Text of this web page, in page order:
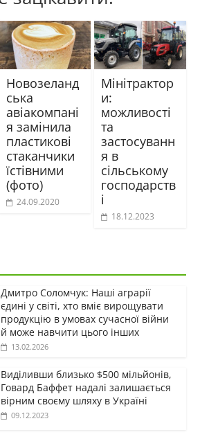
Новозеланд
ська
авіакомпані
я замінила
пластикові
стаканчики
їстівними
(фото)
24.09.2020
Мінітрактор
и:
можливості
та
застосуванн
я в
сільському
господарств
і
18.12.2023
Дмитро Соломчук: Наші аграрії
єдині у світі, хто вміє вирощувати
продукцію в умовах сучасної війни
й може навчити цього інших
13.02.2026
Виділивши близько $500 мільйонів,
Говард Баффет надалі залишається
вірним своєму шляху в Україні
09.12.2023